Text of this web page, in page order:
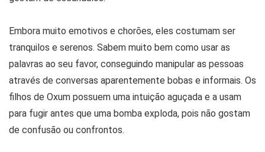
Embora muito emotivos e chorões, eles costumam ser
tranquilos e serenos. Sabem muito bem como usar as
palavras ao seu favor, conseguindo manipular as pessoas
através de conversas aparentemente bobas e informais. Os
filhos de Oxum possuem uma intuição aguçada e a usam
para fugir antes que uma bomba exploda, pois não gostam
de confusão ou confrontos.